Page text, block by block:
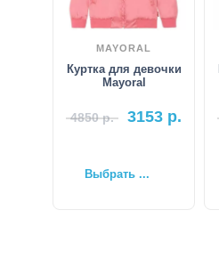
MAYORAL
Куртка для девочки
Mayoral
4850р. 3153 р.
Выбрать ...